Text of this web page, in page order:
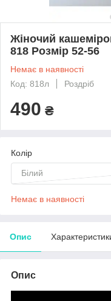
Жіночий
818 Розмір 52-56
Немає в наявності
Код: 818л
Роздріб
490 ₴
Колір
Білий
Немає в наявності
Опис
Опис